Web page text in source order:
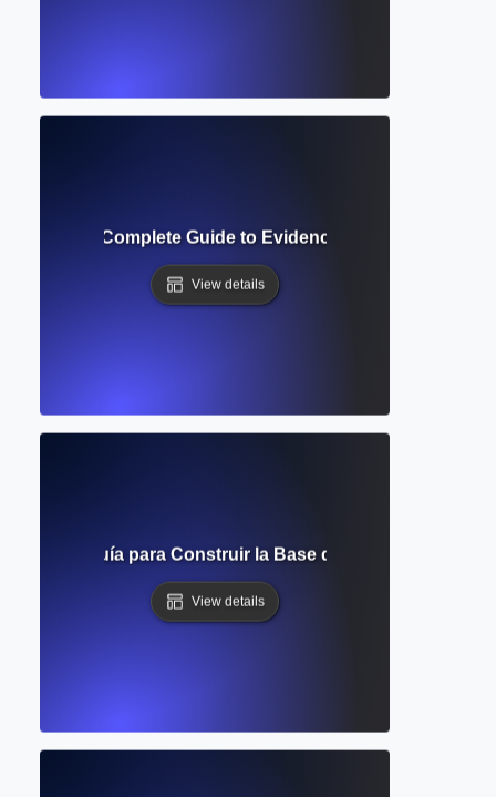
Review? Complete Guide to Evidence-Based Research
View details
Teórico? Guía para Construir la Base de Tu Estudio de
View details